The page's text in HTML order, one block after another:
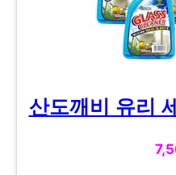
산도깨비 유리